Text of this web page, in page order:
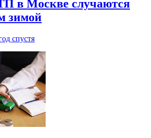
в Москве случаются
зимой
спустя